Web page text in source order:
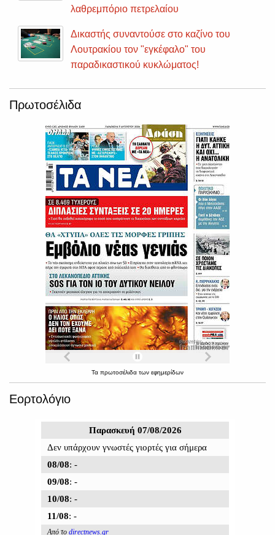
λαθρεμπόριο πετρελαίου
Δικαστής συναντούσε στο καζίνο του
Λουτρακίου τον "εγκέφαλο" του
παραδικαστικού κυκλώματος!
Πρωτοσέλιδα
Τα πρωτοσέλιδα των εφημερίδων
Εορτολόγιο